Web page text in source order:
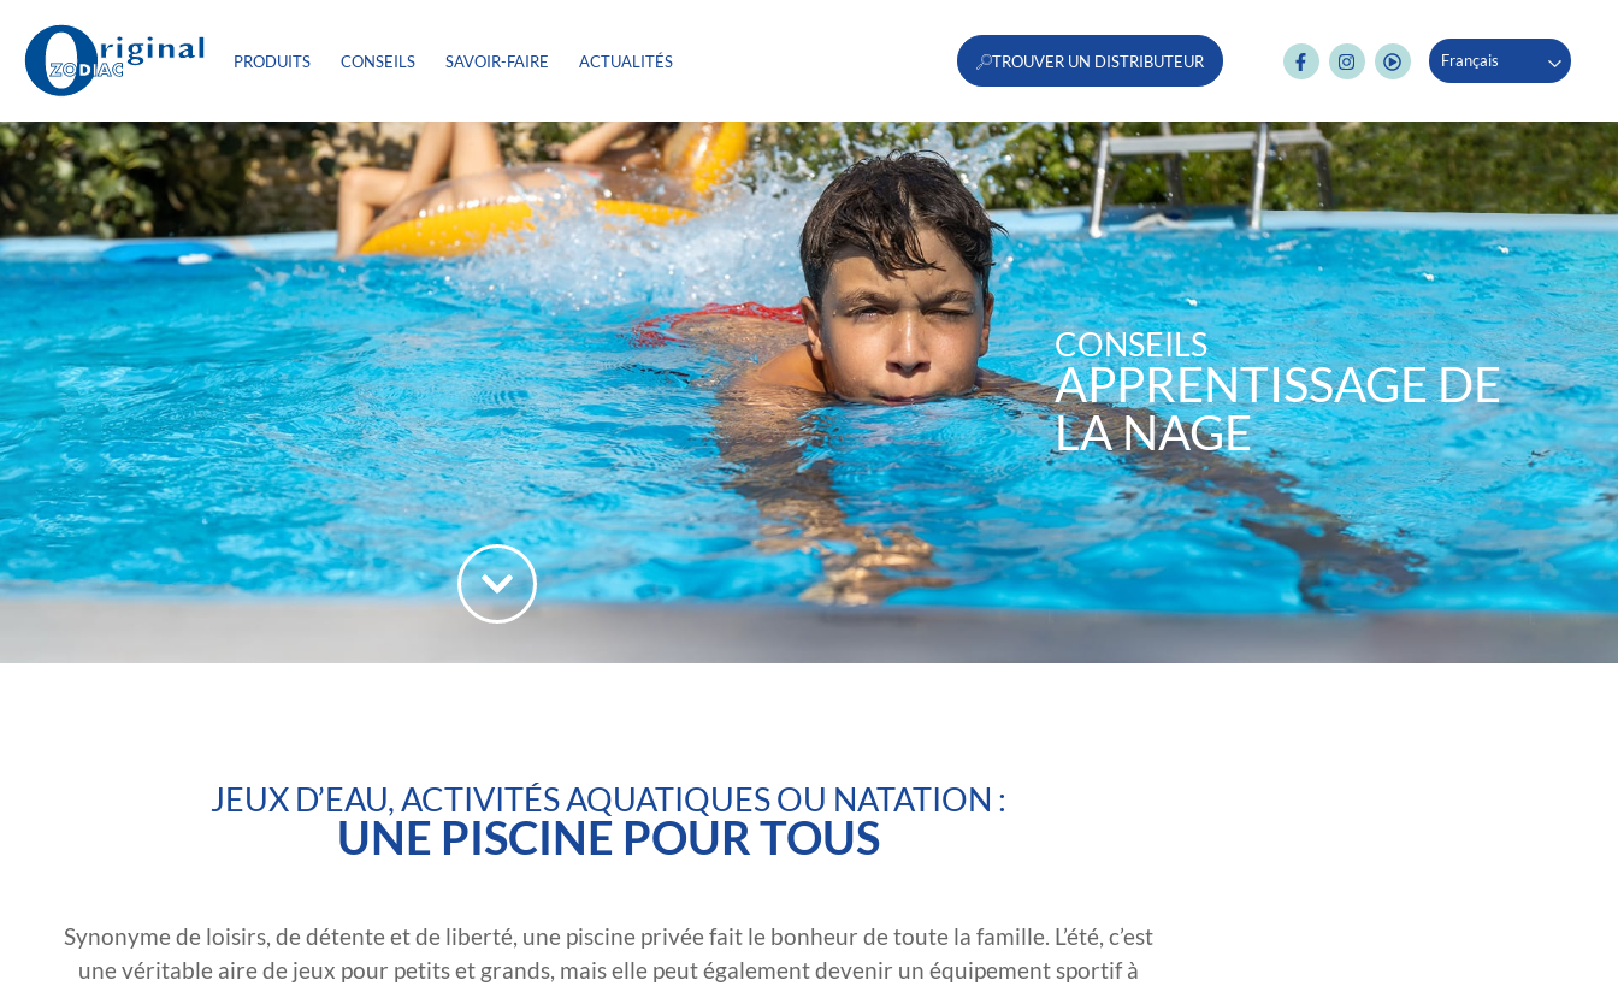
PRODUITS CONSEILS SAVOIR-FAIRE ACTUALITÉS TROUVER UN DISTRIBUTEUR Français
CONSEILS
APPRENTISSAGE DE
LA NAGE
JEUX D’EAU, ACTIVITÉS AQUATIQUES OU NATATION :
UNE PISCINE POUR TOUS
Synonyme de loisirs, de détente et de liberté, une piscine privée fait le bonheur de toute la famille. L’été, c’est
une véritable aire de jeux pour petits et grands, mais elle peut également devenir un équipement sportif à